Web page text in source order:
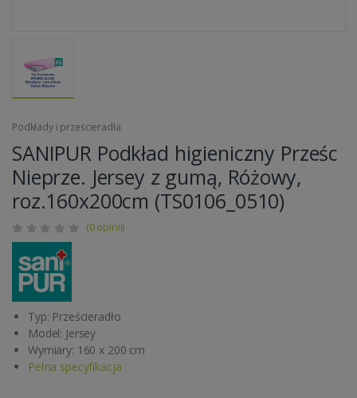
Podkłady i prześcieradła
SANIPUR Podkład higieniczny Prześc
Nieprze. Jersey z gumą, Różowy,
roz.160x200cm (TS0106_0510)
(0 opinii)
Typ: Prześcieradło
Model: Jersey
Wymiary: 160 x 200 cm
Pełna specyfikacja